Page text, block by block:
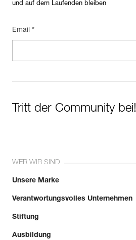
und auf dem Laufenden bleiben
Email *
Tritt der Community bei!
WER WIR SIND
Unsere Marke
Verantwortungsvolles Unternehmen
Stiftung
Ausbildung